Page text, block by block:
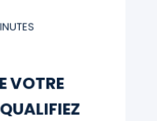
VOTRE